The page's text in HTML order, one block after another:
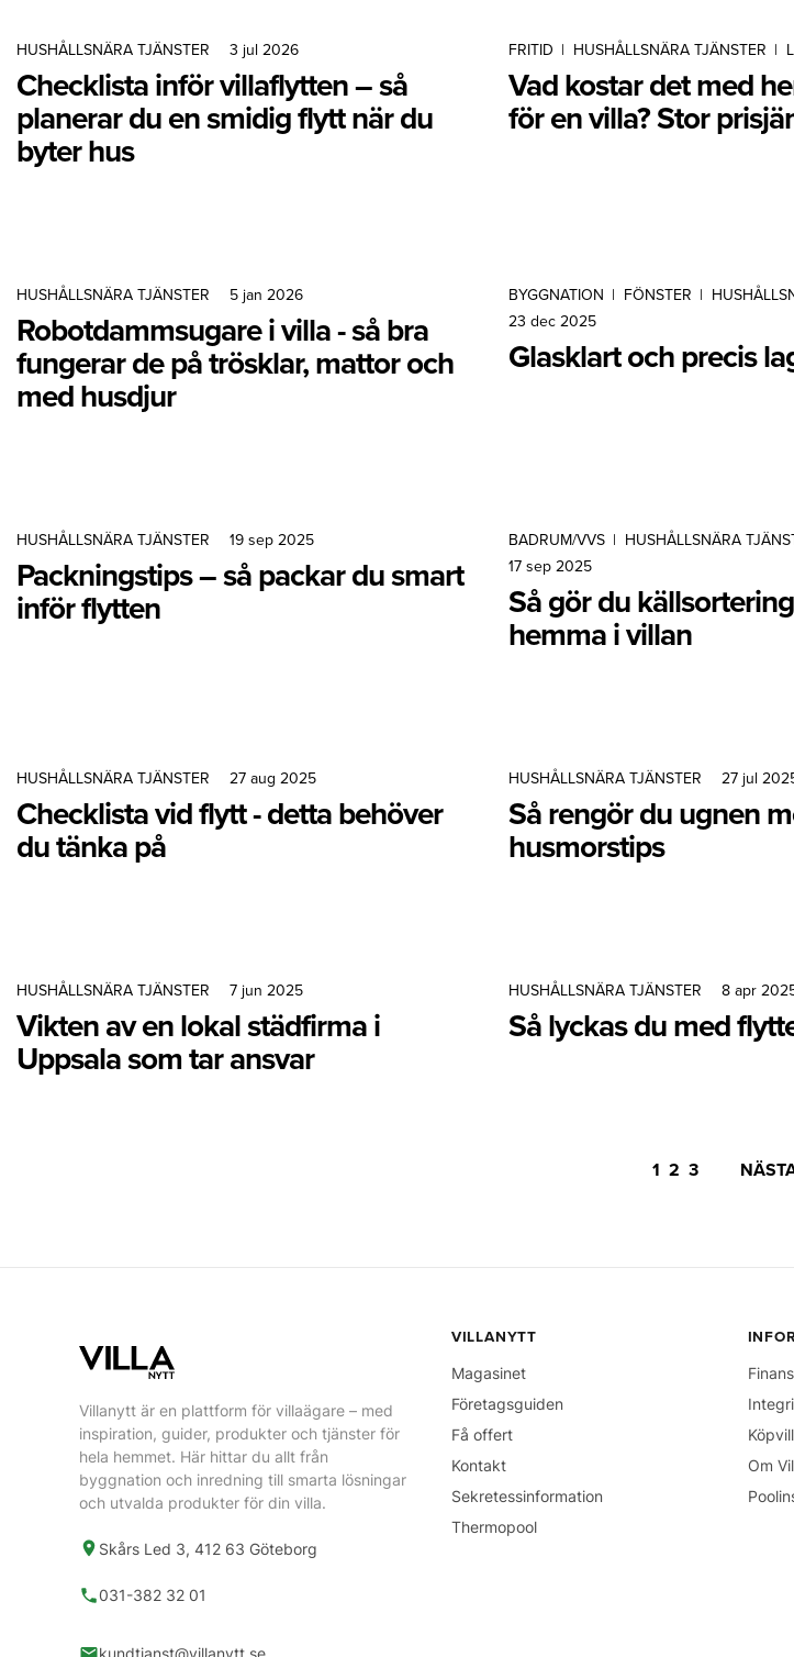
HUSHÅLLSNÄRA TJÄNSTER 3 jul 2026
Checklista inför villaflytten – så
planerar du en smidig flytt när du
byter hus
FRITID | HUSHÅLLSNÄRA TJÄNSTER |
Vad kostar det med
för en villa? Stor
HUSHÅLLSNÄRA TJÄNSTER 5 jan 2026
Robotdammsugare i villa - så bra
fungerar de på trösklar, mattor och
med husdjur
BYGGNATION | FÖNSTER |
23 dec 2025
Glasklart och precis
HUSHÅLLSNÄRA TJÄNSTER 19 sep 2025
Packningstips – så packar du smart
inför flytten
BADRUM/VVS | HUSHÅLLSNÄRA
17 sep 2025
Så gör du
hemma i villan
HUSHÅLLSNÄRA TJÄNSTER 27 aug 2025
Checklista vid flytt - detta behöver
du tänka på
HUSHÅLLSNÄRA TJÄNSTER 27 jul
Så rengör du ugnen
husmorstips
HUSHÅLLSNÄRA TJÄNSTER 7 jun 2025
Vikten av en lokal städfirma i
Uppsala som tar ansvar
HUSHÅLLSNÄRA TJÄNSTER 8 apr
Så lyckas du med
1 2 3
Villanytt är en plattform för villaägare – med
inspiration, guider, produkter och tjänster för
hela hemmet. Här hittar du allt från
byggnation och inredning till smarta lösningar
och utvalda produkter för din villa.
Skårs Led 3, 412 63 Göteborg
031-382 32 01
kundtjanst@villanytt.se
VILLANYTT
Magasinet
Företagsguiden
Få offert
Kontakt
Sekretessinformation
Thermopool
Om